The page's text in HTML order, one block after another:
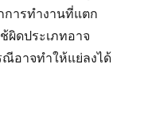
การทำงานที่แตก
ผิดประเภทอาจ
อาจทำให้แย่ลงได้